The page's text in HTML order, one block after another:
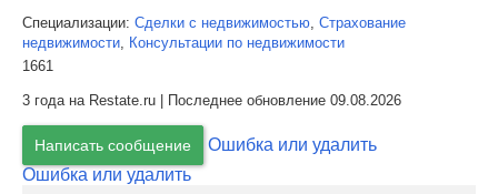
Специализации: Сделки с недвижимостью, Страхование
недвижимости, Консультации по недвижимости
1661
3 года на Restate.ru | Последнее обновление 09.08.2026
Написать сообщение
Ошибка или удалить
Ошибка или удалить